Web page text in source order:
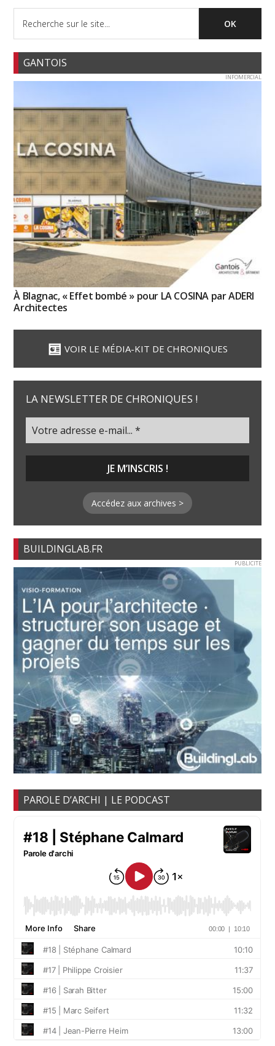
GANTOIS
INFOMERCIAL
À Blagnac, « Effet bombé » pour LA COSINA par ADERI
Architectes
VOIR LE MÉDIA-KIT DE CHRONIQUES
LA NEWSLETTER DE CHRONIQUES !
Accédez aux archives >
BUILDINGLAB.FR
PUBLICITE
PAROLE D’ARCHI | LE PODCAST